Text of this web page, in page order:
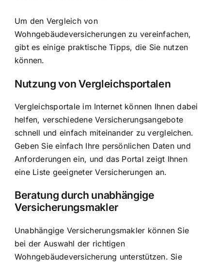
Um den Vergleich von
Wohngebäudeversicherungen zu vereinfachen,
gibt es einige praktische Tipps, die Sie nutzen
können.
Nutzung von Vergleichsportalen
Vergleichsportale im Internet können Ihnen dabei
helfen, verschiedene Versicherungsangebote
schnell und einfach miteinander zu vergleichen.
Geben Sie einfach Ihre persönlichen Daten und
Anforderungen ein, und das Portal zeigt Ihnen
eine Liste geeigneter Versicherungen an.
Beratung durch unabhängige
Versicherungsmakler
Unabhängige Versicherungsmakler können Sie
bei der Auswahl der richtigen
Wohngebäudeversicherung unterstützen. Sie